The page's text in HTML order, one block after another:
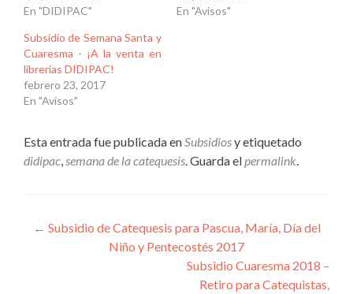
En "DIDIPAC"
En "Avisos"
Subsidio de Semana Santa y
Cuaresma - ¡A la venta en
librerías DIDIPAC!
febrero 23, 2017
En "Avisos"
Esta entrada fue publicada en Subsidiosy etiquetado
didipac semana de la catequesis . Guarda el permalink
Navegación
← Subsidio de Catequesis para Pascua, María, Día del
Niño y Pentecostés 2017
Subsidio Cuaresma 2018 –
Retiro para Catequistas,